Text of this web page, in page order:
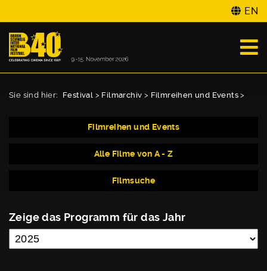
EN
Sie sind hier: Festival > Filmarchiv > Filmreihen und Events >
Filmreihen und Events
Alle Filme von A - Z
Filmsuche
Zeige das Programm für das Jahr